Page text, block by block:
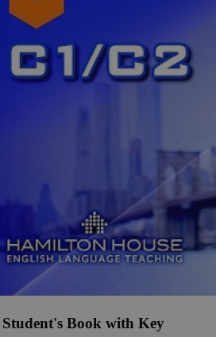
Book with Key